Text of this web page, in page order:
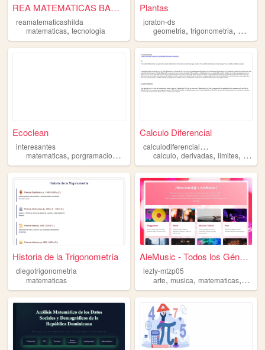
REA MATEMATICAS BASICAS HILD...
reamatematicashilda
matematicas, tecnologia
Plantas
jcraton-ds
geometria,trigonometria,
Ecoclean
interesantes
matematicas, porgramacion , algoritmos,bici,naturaleza
Calculo Diferencial
c
alculodiferencialcbtis65
calculo,derivadas,limites,
Historia de la Trigonometría
diegotrigonometria
matematicas
AleMusic - Todos los Géneros
lezly-mtzp05
arte,musica,matematicas, salud